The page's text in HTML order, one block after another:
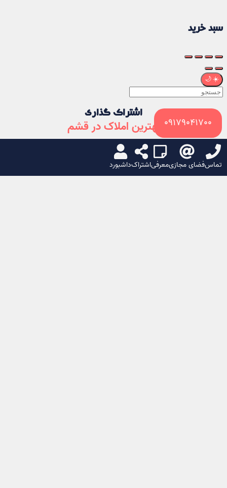
تماسفضای مجازیمعرفیاشتراکداشبورد
09179041700
سبد خرید
☀️
🌙
اشتراک گذاری
بهترین املاک در قشم
من را اسکن کن